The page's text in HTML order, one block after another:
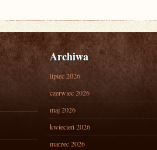
Archiwa
lipiec 2026
czerwiec 2026
maj 2026
kwiecień 2026
marzec 2026